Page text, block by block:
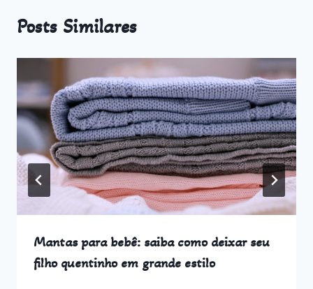
Posts Similares
Mantas para bebê: saiba como deixar seu
filho quentinho em grande estilo